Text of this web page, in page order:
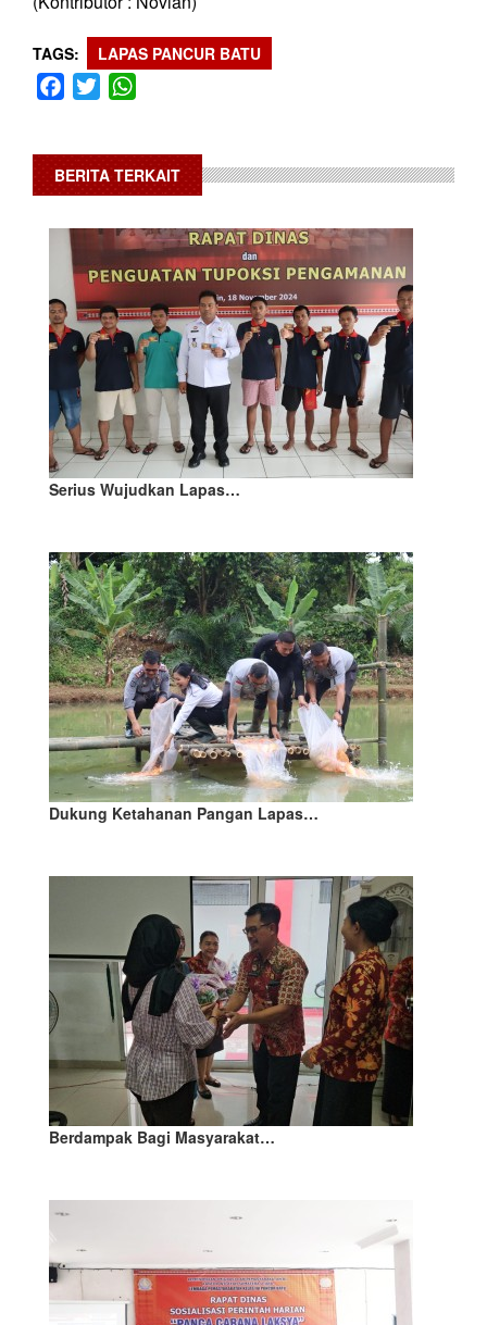
TAGS LAPAS PANCUR BATU
Facebook
Twitter
BERITA TERKAIT
Serius Wujudkan Lapas…
Dukung Ketahanan Pangan Lapas…
Berdampak Bagi Masyarakat…